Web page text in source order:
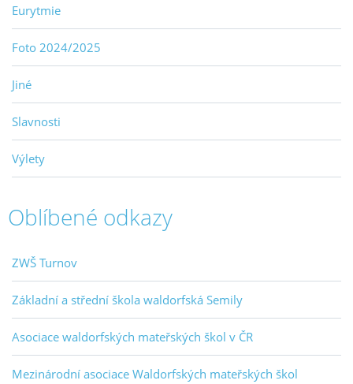
Eurytmie
Foto 2024/2025
Jiné
Slavnosti
Výlety
Oblíbené odkazy
ZWŠ Turnov
Základní a střední škola waldorfská Semily
Asociace waldorfských mateřských škol v ČR
Mezinárodní asociace Waldorfských mateřských škol